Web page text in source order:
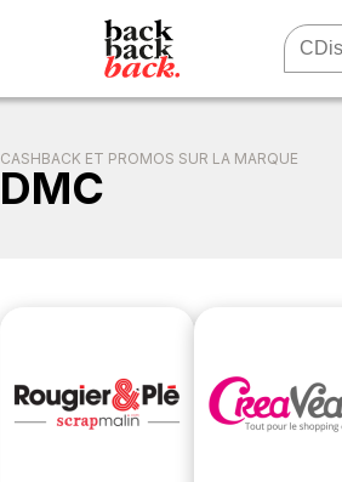
CASHBACK ET PROMOS SUR LA MARQUE
DMC